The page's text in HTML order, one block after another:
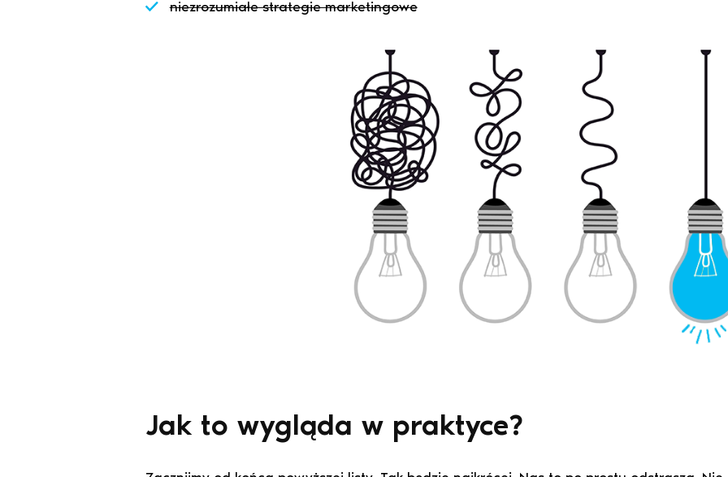
niezrozumiałe strategie marketingowe
Jak to wygląda w praktyce?